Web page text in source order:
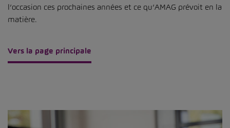
l’occasion ces prochaines années et ce qu’AMAG prévoit en la
matière.
Vers la page principale